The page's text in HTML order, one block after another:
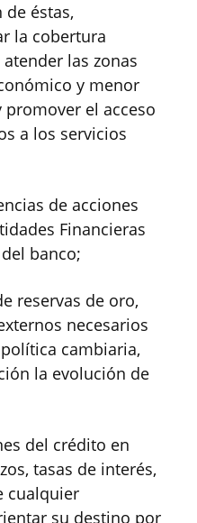
éstas,
la cobertura
las zonas
y menor
el acceso
a los servicios
de acciones
Financieras
banco;
reservas de oro,
necesarios
cambiaria,
la evolución de
del crédito en
tasas de interés,
cualquier
su destino por